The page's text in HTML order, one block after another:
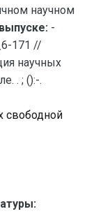
научном
-
171 //
научных
. ; ():-.
свободной